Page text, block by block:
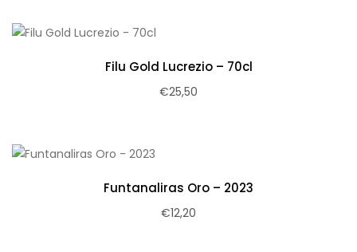
Filu Gold Lucrezio – 70cl
€25,50
Funtanaliras Oro – 2023
€12,20